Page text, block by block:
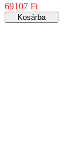
69107 Ft
Kosárba